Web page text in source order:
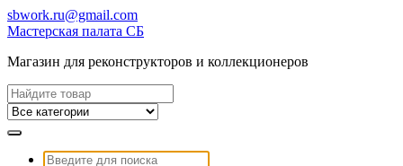
Перейти
к
sbwork.ru@gmail.com
Мастерская палата СБ
Магазин для реконструкторов и коллекционеров
Найти:
Найти: